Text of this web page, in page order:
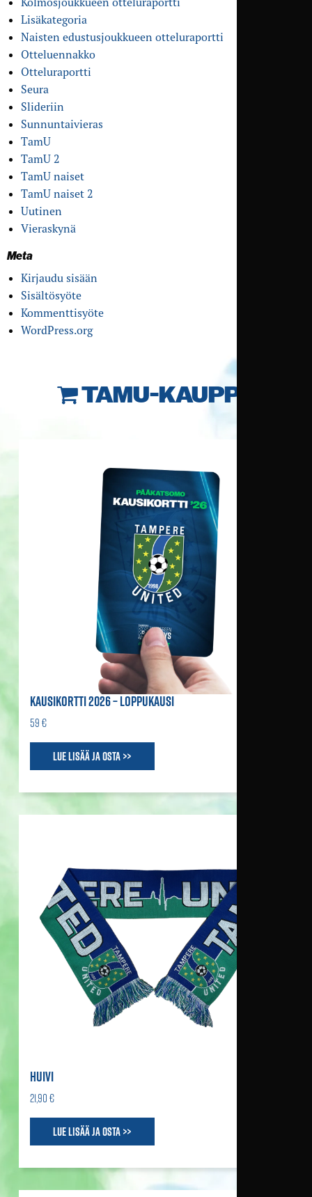
Lisäkategoria
Naisten edustusjoukkueen otteluraportti
Otteluennakko
Otteluraportti
Seura
Slideriin
Sunnuntaivieras
TamU
TamU 2
TamU naiset
TamU naiset 2
Uutinen
Vieraskynä
Meta
Kirjaudu sisään
Sisältösyöte
Kommenttisyöte
WordPress.org
TAMU-KAUPPA
KAUSIKORTTI 2026 – LOPPUKAUSI
59 €
Lue lisää ja osta >>
HUIVI
21,90 €
Lue lisää ja osta >>